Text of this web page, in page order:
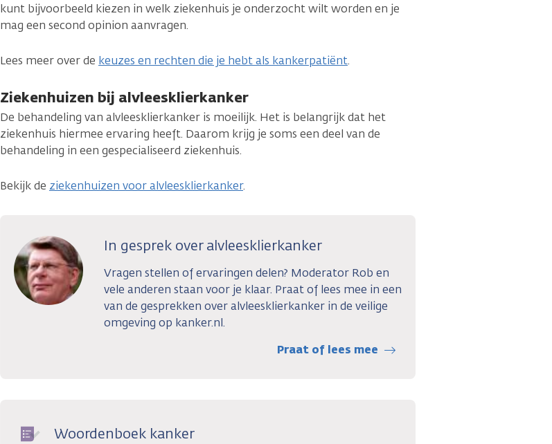
kunt bijvoorbeeld kiezen in welk ziekenhuis je onderzocht wilt worden en je
mag een second opinion aanvragen.
Lees meer over de keuzes en rechten die je hebt als kankerpatiënt.
Ziekenhuizen bij alvleesklierkanker
De behandeling van alvleesklierkanker is moeilijk. Het is belangrijk dat het
ziekenhuis hiermee ervaring heeft. Daarom krijg je soms een deel van de
behandeling in een gespecialiseerd ziekenhuis.
Bekijk de ziekenhuizen voor alvleesklierkanker.
In gesprek over alvleesklierkanker
Vragen stellen of ervaringen delen? Moderator Rob en
vele anderen staan voor je klaar. Praat of lees mee in een
van de gesprekken over alvleesklierkanker in de veilige
omgeving op kanker.nl.
Praat of lees mee
Woordenboek kanker